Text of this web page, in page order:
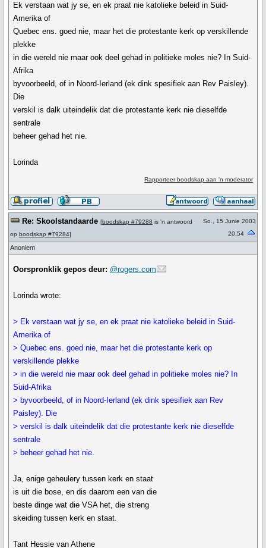
Ek verstaan wat jy se, en ek praat nie katolieke beleid in Suid-
Amerika of
Quebec ens. goed nie, maar het die protestante kerk op verskillende
plekke
in die wereld nie maar ook deel gehad in politieke moles nie? In Suid-
Afrika
byvoorbeeld, of in Noord-Ierland (ek dink spesifiek aan Rev Paisley).
Die
verskil is dalk uiteindelik dat die protestante kerk nie dieselfde
sentrale
beheer gehad het nie.
Lorinda
Rapporteer boodskap aan 'n moderator
Re: Skoolstandaarde [boodskap #79288 is 'n antwoord
op boodskap #79284]
So., 15 Junie 2003
20:54
Anoniem
Oorspronklik gepos deur: @rogers.com
Lorinda wrote:
> Ek verstaan wat jy se, en ek praat nie katolieke beleid in Suid-
Amerika of
> Quebec ens. goed nie, maar het die protestante kerk op
verskillende plekke
> in die wereld nie maar ook deel gehad in politieke moles nie? In
Suid-Afrika
> byvoorbeeld, of in Noord-Ierland (ek dink spesifiek aan Rev
Paisley). Die
> verskil is dalk uiteindelik dat die protestante kerk nie dieselfde
sentrale
> beheer gehad het nie.
Ja, enige geheulery tussen kerk en staat
is uit die bose, en dis daarom een van die
beste dinge wat die VSA het, die streng
skeiding tussen kerk en staat.
Tant Hessie van Athene